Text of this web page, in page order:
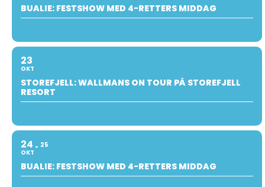
BUALIE: FESTSHOW MED 4-RETTERS MIDDAG
23
OKT
STOREFJELL: WALLMANS ON TOUR PÅ STOREFJELL
RESORT
24
OKT
25
BUALIE: FESTSHOW MED 4-RETTERS MIDDAG